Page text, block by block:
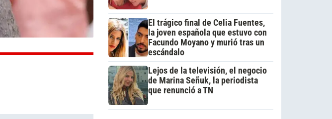
El trágico final de Celia Fuentes,
la joven española que estuvo con
Facundo Moyano y murió tras un
escándalo
Lejos de la televisión, el negocio
de Marina Señuk, la periodista
que renunció a TN